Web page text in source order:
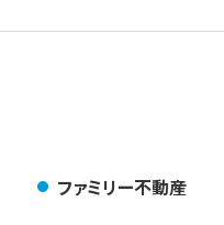
ファミリー不動産